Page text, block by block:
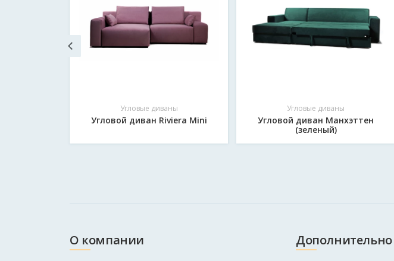
Угловые диваны
Угловой диван Riviera Mini
Угловые диваны
Угловой диван Манхэттен
(зеленый)
О компании Дополнительно